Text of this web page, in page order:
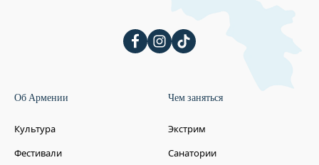
Об Армении
Культура
Фестивали
Чем заняться
Экстрим
Санатории